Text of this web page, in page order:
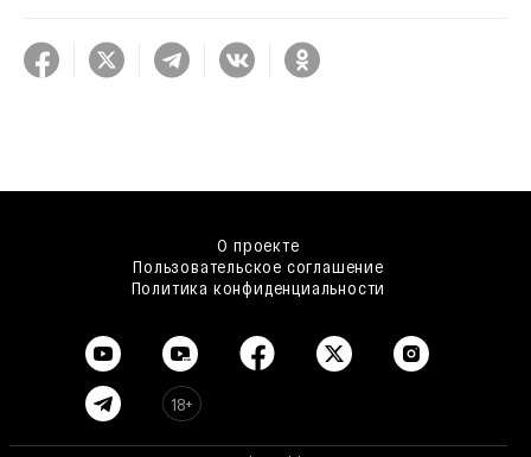
О проекте
Пользовательское соглашение
Политика конфиденциальности
18+